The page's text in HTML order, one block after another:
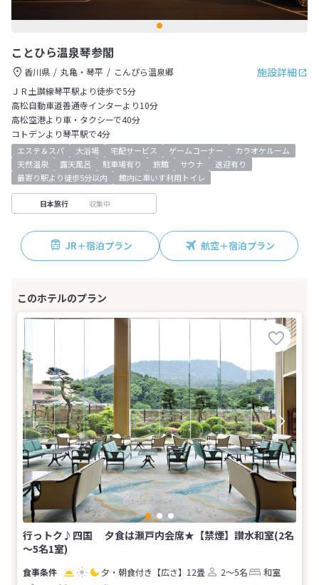
ことひら温泉琴参閣
施設詳細
香川県 丸亀・琴平
こんぴら温泉郷
ＪＲ土讃線琴平駅より徒歩で5分
高松自動車道善通寺インターより10分
高松空港より車・タクシーで40分
コトデンより琴平駅で4分
エステ＆スパ 大浴場 宅配サービス ゲームコーナー
カラオケルーム
天然温泉
露天風呂 駐車場有り 旅館 サウナ
送迎有り
最寄り駅より徒歩5分以内
館内に車いす利用トイレ
日本旅行 収集中
JR＋宿泊プラン 航空＋宿泊プラン
行っトク♪四国 夕食は瀬戸内会席★【禁煙】讃水和室(2名
～5名1室)
夕・朝食付き 【広さ】12畳 2～5名
和室